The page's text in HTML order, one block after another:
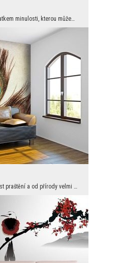
Fosílie nejsou jen pozůstatkem minulosti, kterou můžeme obdivovat. Je to především znak věčnosti ...
Říká se o nich, že jsou dost praštění a od přírody velmi zlomyslní. Tyto negativní vlastnosti nic...